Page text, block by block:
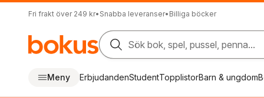
Fri frakt över 249 kr• Snabba leveranser• Billiga böcker
Sök bok, spel, pussel, penna...
Meny ErbjudandenStudentTopplistorBarn & ungdom